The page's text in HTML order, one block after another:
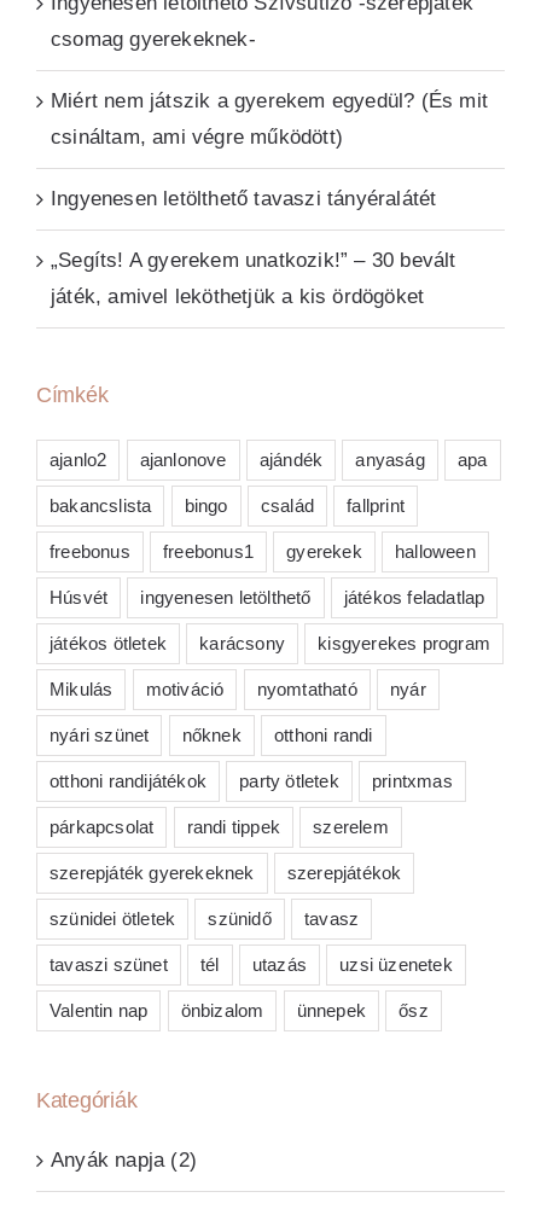
csomag gyerekeknek-
Miért nem játszik a gyerekem egyedül? (És mit
csináltam, ami végre működött)
Ingyenesen letölthető tavaszi tányéralátét
„Segíts! A gyerekem unatkozik!” – 30 bevált
játék, amivel leköthetjük a kis ördögöket
Címkék
ajanlo2 ajanlonove ajándék anyaság apa
bakancslista bingo család fallprint
freebonus freebonus1 gyerekek halloween
Húsvét ingyenesen letölthető játékos feladatlap
játékos ötletek karácsony kisgyerekes program
Mikulás motiváció nyomtatható nyár
nyári szünet nőknek otthoni randi
otthoni randijátékok party ötletek printxmas
párkapcsolat randi tippek szerelem
szerepjáték gyerekeknek szerepjátékok
szünidei ötletek szünidő tavasz
tavaszi szünet tél utazás uzsi üzenetek
Valentin nap önbizalom ünnepek ősz
Kategóriák
Anyák napja (2)